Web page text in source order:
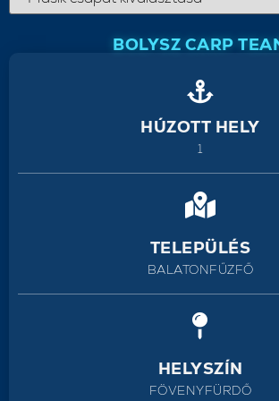
BOLYSZ CARP
HÚZOTT HELY
1
TELEPÜLÉS
BALATONFŰZFŐ
HELYSZÍN
FÖVENYFÜRDŐ